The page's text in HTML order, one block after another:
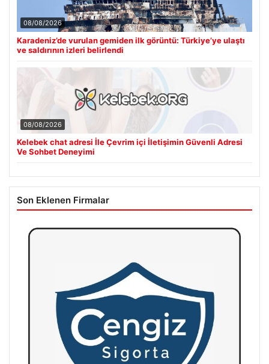
08/08/2026
Karadeniz’de vurulan gemiden ilk görüntü: Türkiye’ye ulaştı
ve saldırının izleri belirlendi
08/08/2026
Kelebek chat adresi İle Çevrim içi İletişimin Güvenli Adresi
Ve Sohbet Deneyimi
Son Eklenen Firmalar